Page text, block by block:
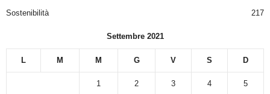
Sostenibilità
217
Settembre 2021
L M M G V S D
1 2 3 4 5